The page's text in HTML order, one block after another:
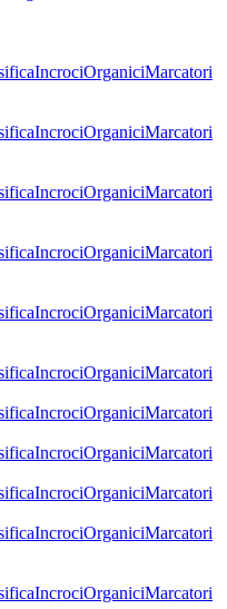
IncrociOrganiciMarcatori
IncrociOrganiciMarcatori
IncrociOrganiciMarcatori
IncrociOrganiciMarcatori
IncrociOrganiciMarcatori
IncrociOrganiciMarcatori
IncrociOrganiciMarcatori
IncrociOrganiciMarcatori
IncrociOrganiciMarcatori
IncrociOrganiciMarcatori
IncrociOrganiciMarcatori